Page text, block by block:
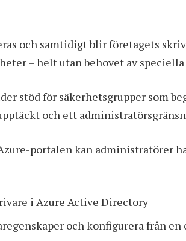
och samtidigt blir företagets
– helt utan behovet av
stöd för säkerhetsgrupper som
och ett
portalen kan administratörer
i Azure Active Directory
och konfigurera från en